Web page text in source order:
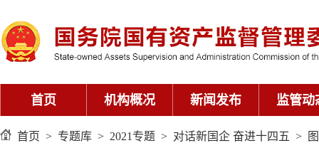
首页 机构概况 新闻发布 监管动
首页 > 专题库 > 2021专题 > 对话新国企 奋进十四五 >